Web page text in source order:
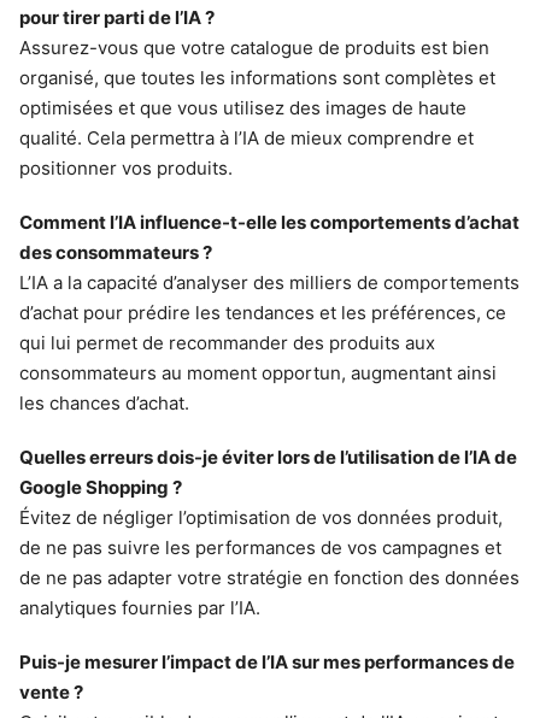
pour tirer parti de l’IA ?
Assurez-vous que votre catalogue de produits est bien
organisé, que toutes les informations sont complètes et
optimisées et que vous utilisez des images de haute
qualité. Cela permettra à l’IA de mieux comprendre et
positionner vos produits.
Comment l’IA influence-t-elle les comportements d’achat
des consommateurs ?
L’IA a la capacité d’analyser des milliers de comportements
d’achat pour prédire les tendances et les préférences, ce
qui lui permet de recommander des produits aux
consommateurs au moment opportun, augmentant ainsi
les chances d’achat.
Quelles erreurs dois-je éviter lors de l’utilisation de l’IA de
Google Shopping ?
Évitez de négliger l’optimisation de vos données produit,
de ne pas suivre les performances de vos campagnes et
de ne pas adapter votre stratégie en fonction des données
analytiques fournies par l’IA.
Puis-je mesurer l’impact de l’IA sur mes performances de
vente ?